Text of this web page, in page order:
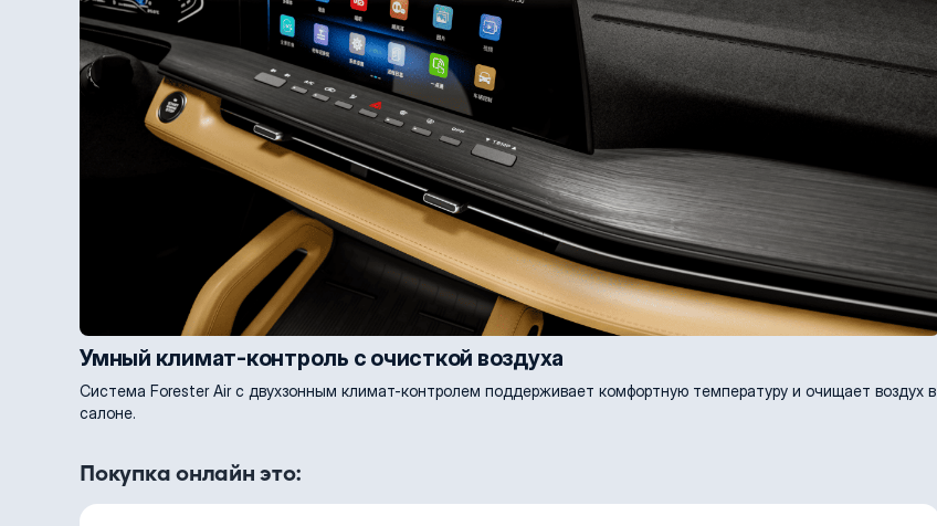
Умный климат-контроль с очисткой воздуха
Система Forester Air с двухзонным климат-контролем поддерживает комфортную температуру и очищает воздух в
салоне.
Покупка онлайн это: